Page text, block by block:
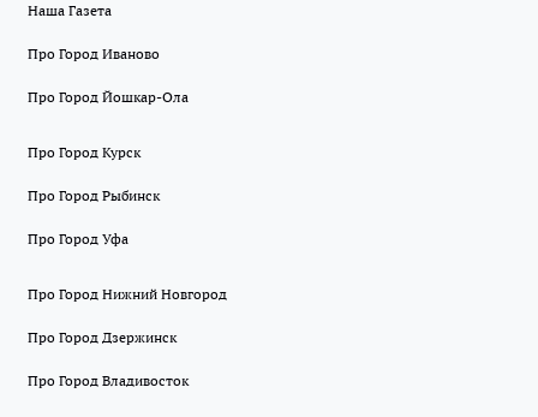
Наша Газета
Про Город Иваново
Про Город Йошкар-Ола
Про Город Курск
Про Город Рыбинск
Про Город Уфа
Про Город Нижний Новгород
Про Город Дзержинск
Про Город Владивосток